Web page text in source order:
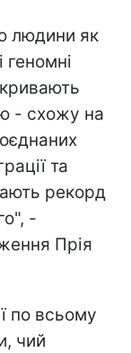
людини як
- схожу на
та
рекорд
-
Прія
по всьому
чий